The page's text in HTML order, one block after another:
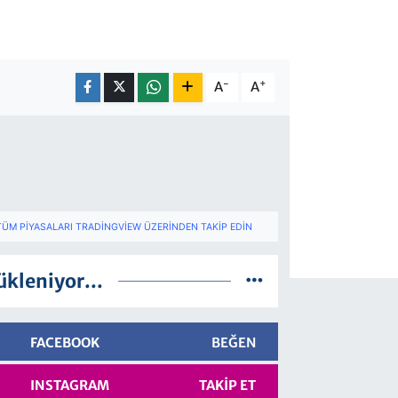
A- A+
PIYASALARI TRADINGVIEW ÜZERINDEN TAKIP EDIN
FACEBOOK BEĞEN
INSTAGRAM TAKIP ET